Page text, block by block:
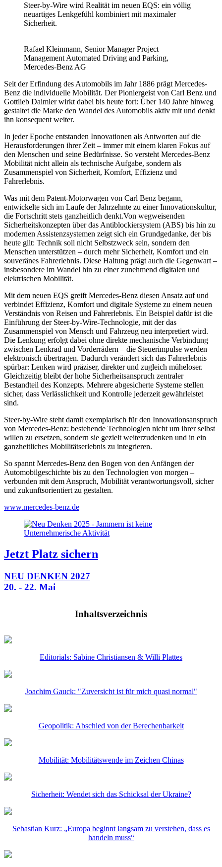
Steer-by-Wire wird Realität im neuen EQS: ein völlig
neuartiges Lenkgefühl kombiniert mit maximaler
Sicherheit.
Rafael Kleinmann, Senior Manager Project
Management Automated Driving and Parking,
Mercedes-Benz AG
Seit der Erfindung des Automobils im Jahr 1886 prägt Mercedes-
Benz die individuelle Mobilität. Der Pioniergeist von Carl Benz und
Gottlieb Daimler wirkt dabei bis heute fort: Über 140 Jahre hinweg
gestaltet die Marke den Wandel des Automobils aktiv mit und denkt
ihn konsequent weiter.
In jeder Epoche entstanden Innovationen als Antworten auf die
Herausforderungen ihrer Zeit – immer mit einem klaren Fokus auf
den Menschen und seine Bedürfnisse. So versteht Mercedes-Benz
Mobilität nicht allein als technische Aufgabe, sondern als
Zusammenspiel von Sicherheit, Komfort, Effizienz und
Fahrerlebnis.
Was mit dem Patent-Motorwagen von Carl Benz begann,
entwickelte sich im Laufe der Jahrzehnte zu einer Innovationskultur,
die Fortschritt stets ganzheitlich denkt.Von wegweisenden
Sicherheitskonzepten über das Antiblockiersystem (ABS) bis hin zu
modernen Assistenzsystemen zeigt sich ein Grundgedanke, der bis
heute gilt: Technik soll nicht Selbstzweck sein, sondern den
Menschen unterstützen – durch mehr Sicherheit, Komfort und ein
souveränes Fahrerlebnis. Diese Haltung prägt auch die Gegenwart –
insbesondere im Wandel hin zu einer zunehmend digitalen und
elektrischen Mobilität.
Mit dem neuen EQS greift Mercedes-Benz diesen Ansatz auf und
verbindet Effizienz, Komfort und digitale Systeme zu einem neuen
Verständnis von Reisen und Fahrerlebnis. Ein Beispiel dafür ist die
Einführung der Steer-by-Wire-Technologie, mit der das
Zusammenspiel von Mensch und Fahrzeug neu interpretiert wird.
Die Lenkung erfolgt dabei ohne direkte mechanische Verbindung
zwischen Lenkrad und Vorderrädern – die Steuerimpulse werden
elektronisch übertragen. Dadurch verändert sich das Fahrerlebnis
spürbar: Lenken wird präziser, direkter und zugleich müheloser.
Gleichzeitig bleibt der hohe Sicherheitsanspruch zentraler
Bestandteil des Konzepts. Mehrere abgesicherte Systeme stellen
sicher, dass Verlässlichkeit und Kontrolle jederzeit gewährleistet
sind.
Steer-by-Wire steht damit exemplarisch für den Innovationsanspruch
von Mercedes-Benz: bestehende Technologien nicht um ihrer selbst
willen zu ersetzen, sondern sie gezielt weiterzudenken und in ein
ganzheitliches Mobilitätserlebnis zu integrieren.
So spannt Mercedes-Benz den Bogen von den Anfängen der
Automobilgeschichte bis zu den Technologien von morgen –
verbunden mit dem Anspruch, Mobilität verantwortungsvoll, sicher
und zukunftsorientiert zu gestalten.
www.mercedes-benz.de
Jetzt Platz sichern
NEU DENKEN 2027
20. - 22. Mai
Inhaltsverzeichnis
Editorials: Sabine Christiansen & Willi Plattes
Joachim Gauck: "Zuversicht ist für mich quasi normal"
Geopolitik: Abschied von der Berechenbarkeit
Mobilität: Mobilitätswende im Zeichen Chinas
Sicherheit: Wendet sich das Schicksal der Ukraine?
Sebastian Kurz: „Europa beginnt langsam zu verstehen, dass es
handeln muss“